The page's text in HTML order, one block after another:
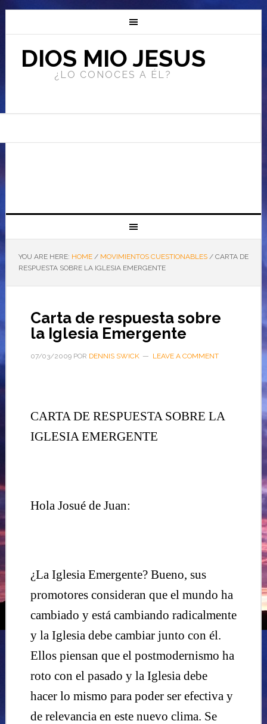
DIOS MIO JESUS
¿LO CONOCES A ÉL?
YOU ARE HERE: HOME / MOVIMIENTOS CUESTIONABLES /CARTA DE
RESPUESTA SOBRE LA IGLESIA EMERGENTE
Carta de respuesta sobre
la Iglesia Emergente
07/03/2009POR DENNIS SWICK LEAVE A COMMENT
CARTA DE RESPUESTA SOBRE LA
IGLESIA EMERGENTE
Hola Josué de Juan:
¿La Iglesia Emergente? Bueno, sus
promotores consideran que el mundo ha
cambiado y está cambiando radicalmente
y la Iglesia debe cambiar junto con él.
Ellos piensan que el postmodernismo ha
roto con el pasado y la Iglesia debe
hacer lo mismo para poder ser efectiva y
de relevancia en este nuevo clima. Se